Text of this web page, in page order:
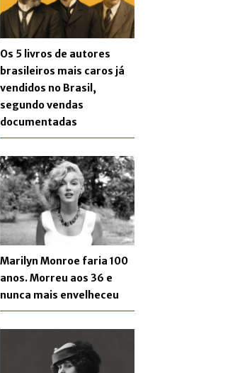
Os 5 livros de autores
brasileiros mais caros já
vendidos no Brasil,
segundo vendas
documentadas
Marilyn Monroe faria 100
anos. Morreu aos 36 e
nunca mais envelheceu